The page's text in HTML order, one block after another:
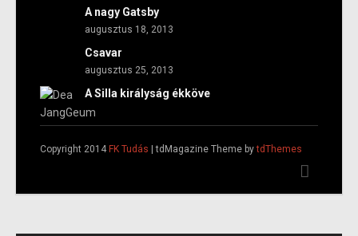
A nagy Gatsby
augusztus 18, 2013
Csavar
augusztus 25, 2013
A Silla királyság ékköve
Copyright 2014 FK Tudás | tdMagazine Theme bytdThemes